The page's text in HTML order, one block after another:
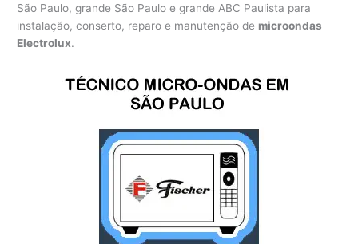
São Paulo, grande São Paulo e grande ABC Paulista para
instalação, conserto, reparo e manutenção de microondas
Electrolux.